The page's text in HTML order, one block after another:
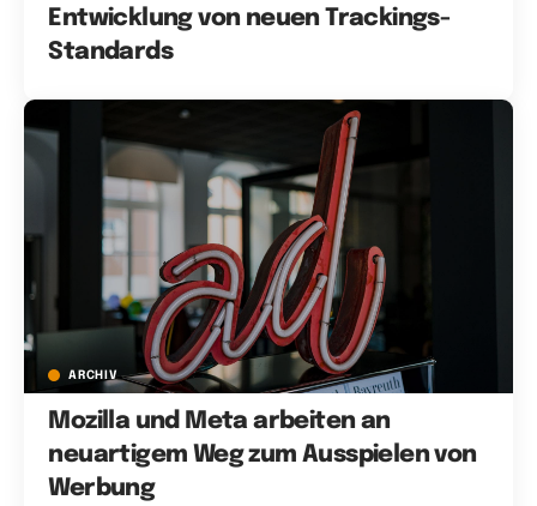
Entwicklung von neuen Trackings-
Standards
ARCHIV
Mozilla und Meta arbeiten an
neuartigem Weg zum Ausspielen von
Werbung